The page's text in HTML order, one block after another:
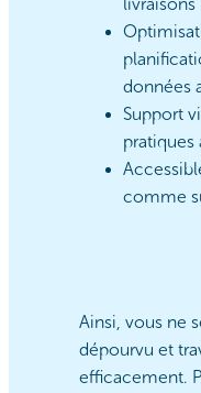
données
Support
pratiques
comme
Ainsi, vous ne
dépourvu et
efficacement.